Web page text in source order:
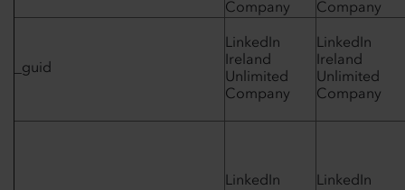
Company
Company
_guid
LinkedIn
Ireland
Unlimited
Company
LinkedIn
Ireland
Unlimited
Company
LinkedIn
LinkedIn